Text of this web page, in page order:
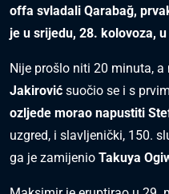
offa svladali Qarabağ,
je u srijedu, 28. kolovoza,
Nije prošlo niti 20 minuta,
Jakirović suočio se i s
ozljede morao napustiti
uzgred, i slavljenički, 150.
ga je zamijenio Takuya